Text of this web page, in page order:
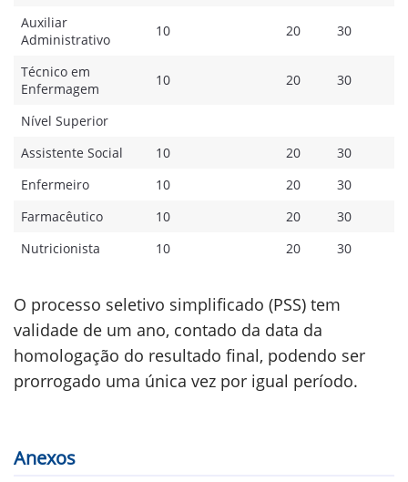
Auxiliar
Administrativo
10 20 30
Técnico em
Enfermagem
10 20 30
Nível Superior
Assistente Social
10 20
30
Enfermeiro
10 20
30
Farmacêutico
10 20
30
Nutricionista
10 20 30
O processo seletivo simplificado (PSS) tem
validade de um ano, contado da data da
homologação do resultado final, podendo ser
prorrogado uma única vez por igual período.
Anexos